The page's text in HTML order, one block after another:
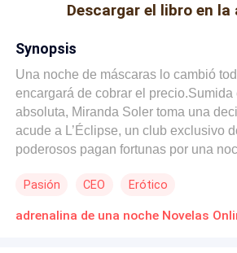
Descargar el libro en
Synopsis
Una noche de máscaras lo cambió
encargará de cobrar el precio.
absoluta, Miranda Soler toma una
acude a L’Éclipse, un club exclusivo
poderosos pagan fortunas por una
entrega al fuego y la pasión de un
un tatuaje en la espalda de una rosa
Pasión CEO Erótico